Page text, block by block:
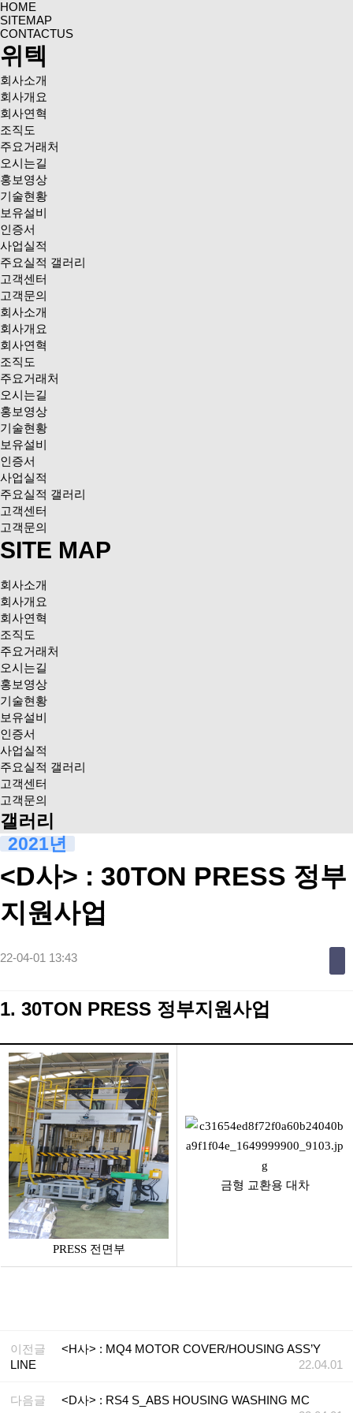
HOME
SITEMAP
CONTACTUS
위텍
회사소개
회사개요
회사연혁
조직도
주요거래처
오시는길
홍보영상
기술현황
보유설비
인증서
사업실적
주요실적 갤러리
고객센터
고객문의
회사소개
회사개요
회사연혁
조직도
주요거래처
오시는길
홍보영상
기술현황
보유설비
인증서
사업실적
주요실적 갤러리
고객센터
고객문의
SITE MAP
회사소개
회사개요
회사연혁
조직도
주요거래처
오시는길
홍보영상
기술현황
보유설비
인증서
사업실적
주요실적 갤러리
고객센터
고객문의
갤러리
2021년
<D사> : 30TON PRESS 정부
지원사업
22-04-01 13:43
1. 30TON PRESS 정부지원사업
PRESS 전면부
금형 교환용 대차
이전글
<H사> : MQ4 MOTOR COVER/HOUSING ASS’Y
LINE
22.04.01
다음글
<D사> : RS4 S_ABS HOUSING WASHING MC